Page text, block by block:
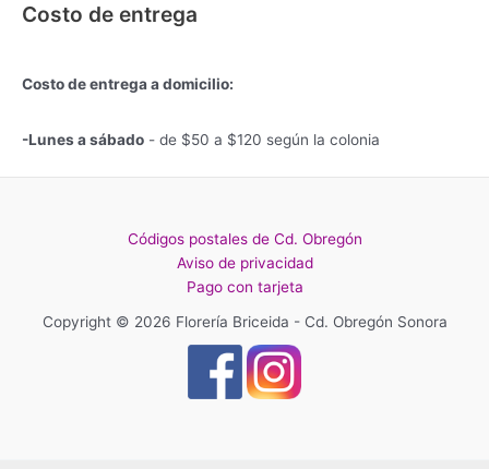
Costo de entrega
Costo de entrega a domicilio:
-Lunes a sábado - de $50 a $120 según la colonia
Códigos postales de Cd. Obregón
Aviso de privacidad
Pago con tarjeta
Copyright © 2026 Florería Briceida - Cd. Obregón Sonora